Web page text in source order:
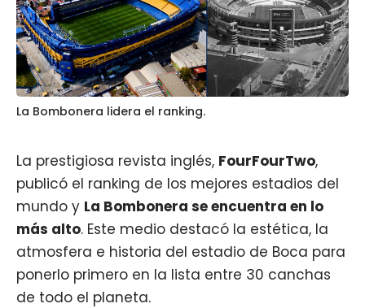
La Bombonera lidera el ranking.
La prestigiosa revista inglés, FourFourTwo,
publicó el ranking de los mejores estadios del
mundo y La Bombonera se encuentra en lo
más alto. Este medio destacó la estética, la
atmosfera e historia del estadio de Boca para
ponerlo primero en la lista entre 30 canchas
de todo el planeta.